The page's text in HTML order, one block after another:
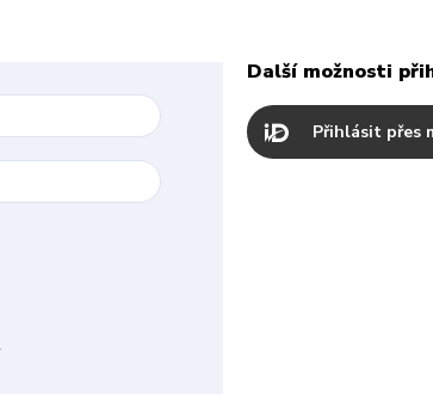
Další možnosti
Přihlásit přes